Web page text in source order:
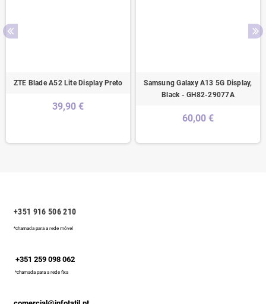
ZTE Blade A52 Lite Display Preto
39,90 €
Samsung Galaxy A13 5G Display,
Black - GH82-29077A
60,00 €
+351 916 506 210
*chamada para a rede móvel
+351 259 098 062
*chamada para a rede fixa